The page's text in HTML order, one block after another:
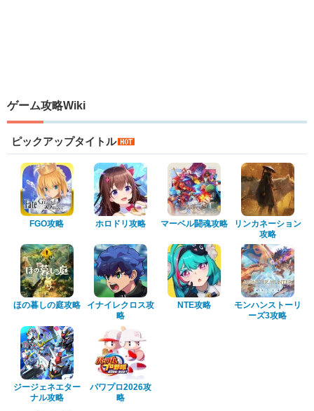
ゲーム攻略Wiki
ピックアップタイトル
FGO攻略 ホロドリ攻略 マーベル闘魂攻略
リンカネーション
攻略
ほの暮しの庭攻略
イナイレクロス攻
略
NTE攻略
モンハンストーリ
ーズ3攻略
ジージェネエター
ナル攻略
パワプロ2026攻
略